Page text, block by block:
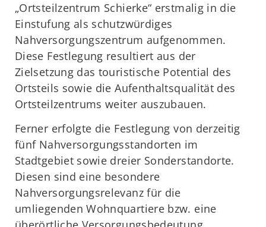
„Ortsteilzentrum Schierke“ erstmalig in die
Einstufung als schutzwürdiges
Nahversorgungszentrum aufgenommen.
Diese Festlegung resultiert aus der
Zielsetzung das touristische Potential des
Ortsteils sowie die Aufenthaltsqualität des
Ortsteilzentrums weiter auszubauen.
Ferner erfolgte die Festlegung von derzeitig
fünf Nahversorgungsstandorten im
Stadtgebiet sowie dreier Sonderstandorte.
Diesen sind eine besondere
Nahversorgungsrelevanz für die
umliegenden Wohnquartiere bzw. eine